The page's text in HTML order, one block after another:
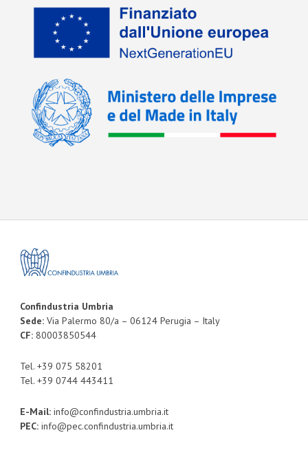
Confindustria Umbria
Sede: Via Palermo 80/a – 06124 Perugia – Italy
CF: 80003850544
Tel. +39 075 58201
Tel. +39 0744 443411
E-Mail: info@confindustria.umbria.it
PEC: info@pec.confindustria.umbria.it